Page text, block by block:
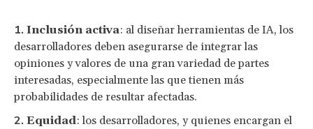
Inclusión activa: al diseñar herramientas de IA, los
desarrolladores deben asegurarse de integrar las
opiniones y valores de una gran variedad de partes
interesadas, especialmente las que tienen más
probabilidades de resultar afectadas.
Equidad: los desarrolladores, y quienes encargan el